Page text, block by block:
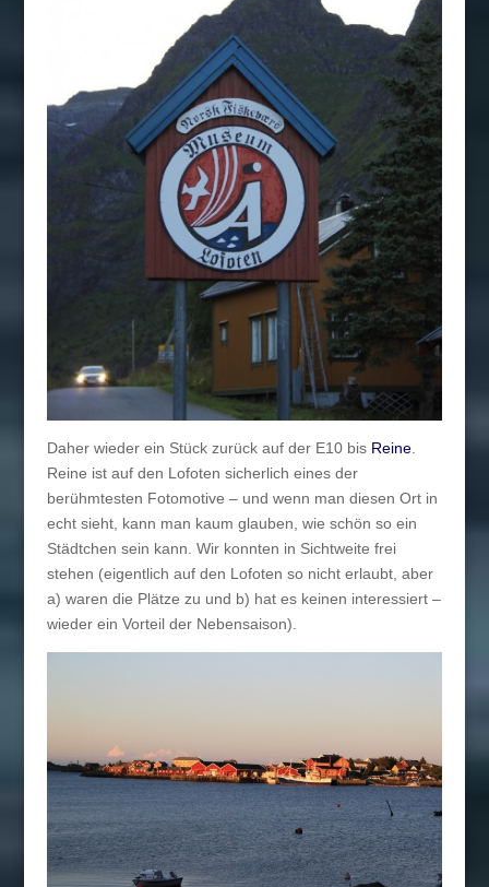
Daher wieder ein Stück zurück auf der E10 bis Reine.
Reine ist auf den Lofoten sicherlich eines der
berühmtesten Fotomotive – und wenn man diesen Ort in
echt sieht, kann man kaum glauben, wie schön so ein
Städtchen sein kann. Wir konnten in Sichtweite frei
stehen (eigentlich auf den Lofoten so nicht erlaubt, aber
a) waren die Plätze zu und b) hat es keinen interessiert –
wieder ein Vorteil der Nebensaison).